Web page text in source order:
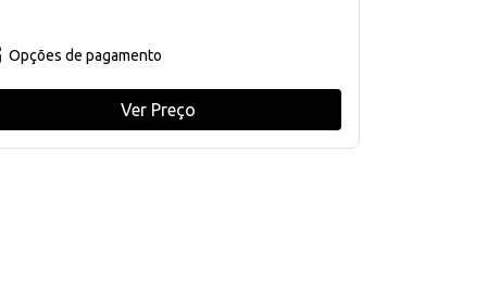
Opções de pagamento
Ver Preço